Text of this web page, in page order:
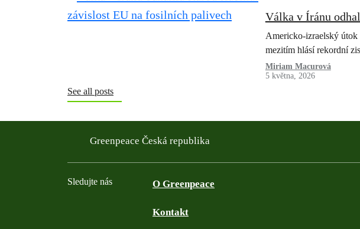
Válka v Íránu
Americko-izraelský útok
mezitím hlásí rekordní
Miriam Macurová
5 května, 2026
See all posts
Greenpeace Česká republika
Sledujte nás O Greenpeace
Kontakt